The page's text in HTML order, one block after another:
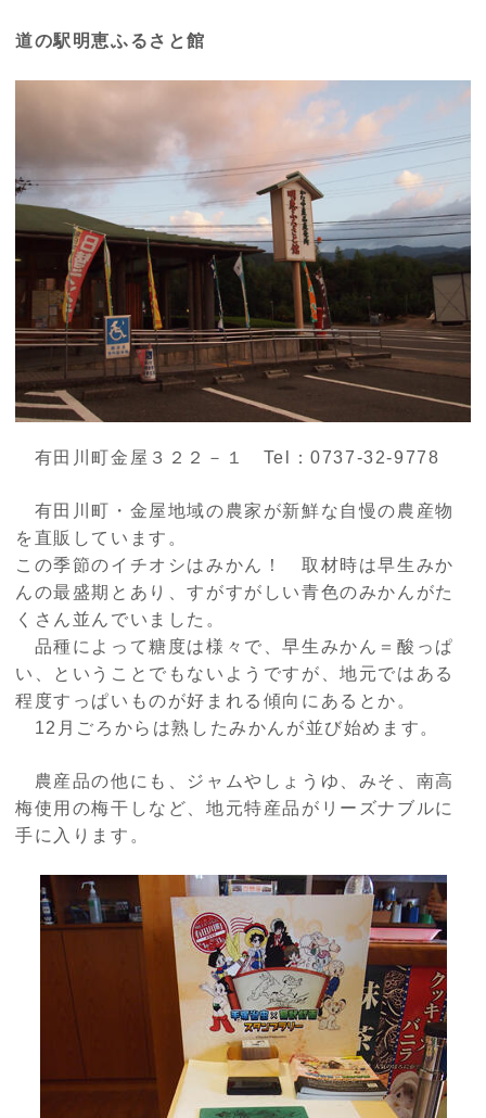
道の駅明恵ふるさと館
有田川町金屋３２２－１ Tel ：0737-32-9778
有田川町・金屋地域の農家が新鮮な自慢の農産物
を直販しています。
この季節のイチオシはみかん！ 取材時は早生みか
んの最盛期とあり、すがすがしい青色のみかんがた
くさん並んでいました。
品種によって糖度は様々で、早生みかん＝酸っぱ
い、ということでもないようですが、地元ではある
程度すっぱいものが好まれる傾向にあるとか。
12 月ごろからは熟したみかんが並び始めます。
農産品の他にも、ジャムやしょうゆ、みそ、南高
梅使用の梅干しなど、地元特産品がリーズナブルに
手に入ります。